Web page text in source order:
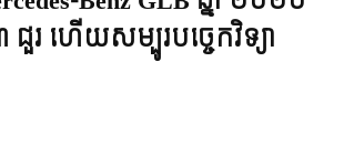
រ ហើយសម្បូរបច្ចេកវិទ្យា